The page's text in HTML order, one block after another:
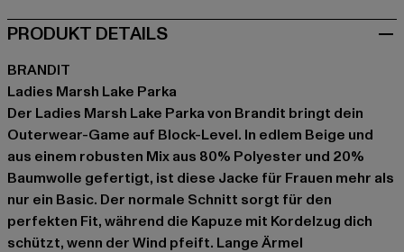
PRODUKT DETAILS
BRANDIT
Ladies Marsh Lake Parka
Der Ladies Marsh Lake Parka von Brandit bringt dein
Outerwear-Game auf Block-Level. In edlem Beige und
aus einem robusten Mix aus 80% Polyester und 20%
Baumwolle gefertigt, ist diese Jacke für Frauen mehr als
nur ein Basic. Der normale Schnitt sorgt für den
perfekten Fit, während die Kapuze mit Kordelzug dich
schützt, wenn der Wind pfeift. Lange Ärmel